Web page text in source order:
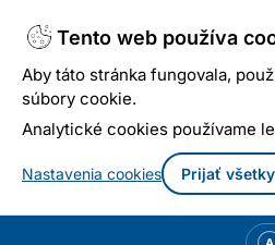
Tento web používa
Aby táto stránka fungovala,
súbory cookie.
Analytické cookies používame
Nastavenia cookies Prijať všetky